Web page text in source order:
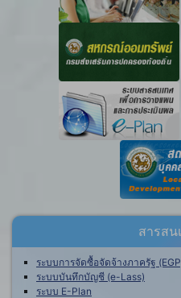
สารสน
ระบบการจัดซื้อจัดจ้างภาครัฐ
ระบบบันทึกบัญชี (e-Lass)
ระบบ E-Plan